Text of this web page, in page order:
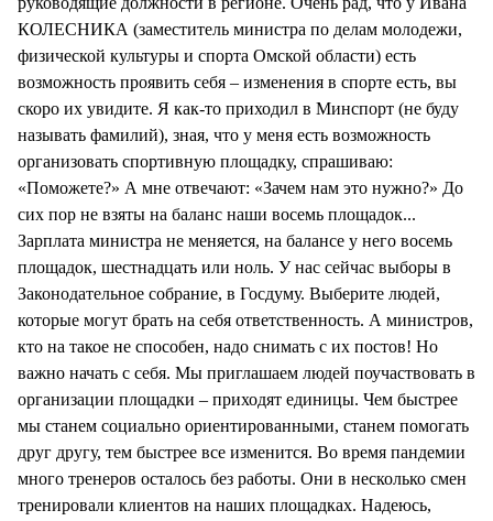
КОЛЕСНИКА (заместитель министра по делам молодежи,
физической культуры и спорта Омской области) есть
возможность проявить себя – изменения в спорте есть, вы
скоро их увидите. Я как-то приходил в Минспорт (не буду
называть фамилий), зная, что у меня есть возможность
организовать спортивную площадку, спрашиваю:
«Поможете?» А мне отвечают: «Зачем нам это нужно?» До
сих пор не взяты на баланс наши восемь площадок...
Зарплата министра не меняется, на балансе у него восемь
площадок, шестнадцать или ноль. У нас сейчас выборы в
Законодательное собрание, в Госдуму. Выберите людей,
которые могут брать на себя ответственность. А министров,
кто на такое не способен, надо снимать с их постов! Но
важно начать с себя. Мы приглашаем людей поучаствовать в
организации площадки – приходят единицы. Чем быстрее
мы станем социально ориентированными, станем помогать
друг другу, тем быстрее все изменится. Во время пандемии
много тренеров осталось без работы. Они в несколько смен
тренировали клиентов на наших площадках. Надеюсь,